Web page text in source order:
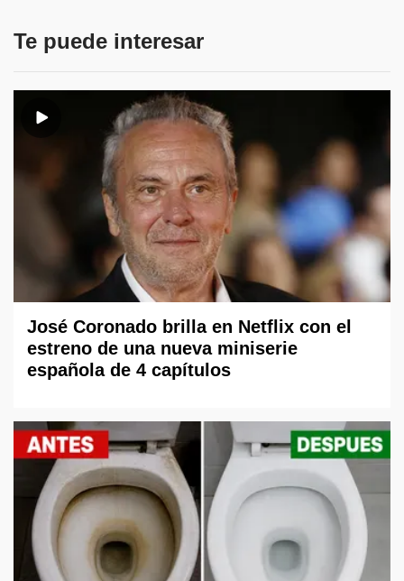
Te puede interesar
José Coronado brilla en Netflix con el
estreno de una nueva miniserie
española de 4 capítulos